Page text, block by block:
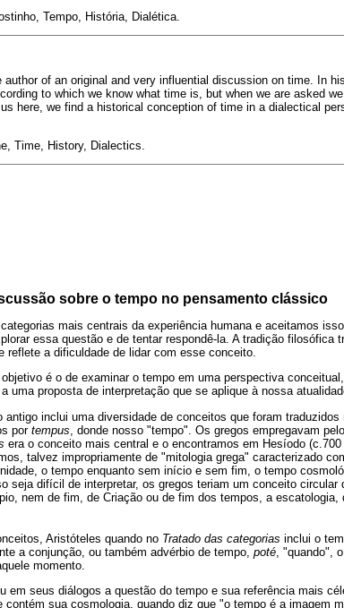
Tempo, História, Dialética.
author of an original and very influential discussion on time. In
to which we know what time is, but when we are asked
here, we find a historical conception of time in a dialectical
Time, History, Dialectics.
sobre o tempo no pensamento clássico
mais centrais da experiência humana e aceitamos
essa questão e de tentar respondê-la. A tradição filosófica
reflete a dificuldade de lidar com esse conceito.
é o de examinar o tempo em uma perspectiva
uma proposta de interpretação que se aplique à nossa
antigo inclui uma diversidade de conceitos que foram
por tempus , donde nosso "tempo". Os gregos empregavam
era o conceito mais central e o encontramos em Hesíodo
talvez impropriamente de "mitologia grega" caracterizado
o tempo enquanto sem início e sem fim, o tempo
seja difícil de interpretar, os gregos teriam um conceito circular
nem de fim, de Criação ou de fim dos tempos, a escatologia,
Aristóteles quando no Tratado das categorias inclui o
a conjunção, ou também advérbio de tempo, poté, "quando",
momento.
em seus diálogos a questão do tempo e sua referência mais
contém sua cosmologia, quando diz que "o tempo é a imagem